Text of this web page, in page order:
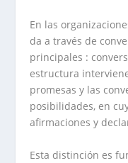
En las
da a través de
principales :
estructura
promesas y las
posibilidades, en
afirmaciones y
Esta distinción es